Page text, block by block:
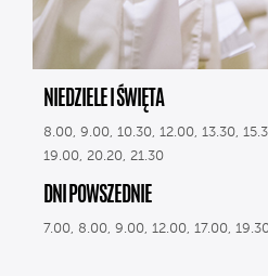
NIEDZIELE I ŚWIĘTA
8.00, 9.00, 10.30, 12.00, 13.30,
19.00, 20.20, 21.30
DNI POWSZEDNIE
7.00, 8.00, 9.00, 12.00, 17.00,